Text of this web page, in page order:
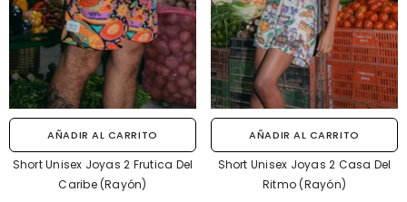
AÑADIR AL CARRITO
Short Unisex Joyas 2 Frutica Del
Caribe (Rayón)
AÑADIR AL CARRITO
Short Unisex Joyas 2 Casa Del
Ritmo (Rayón)